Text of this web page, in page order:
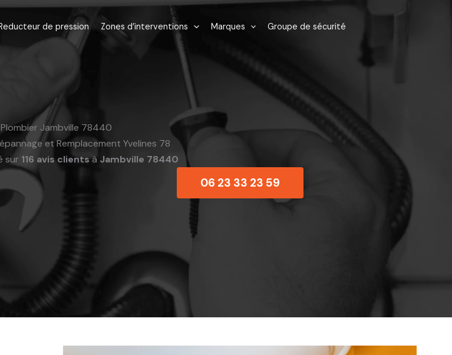
de pression Zones d’interventions Marques Groupe de sécurité
Plombier Jambville 78440
et Remplacement Yvelines 78
sur 116 avis clientsà Jambville 78440
06 23 33 23 59